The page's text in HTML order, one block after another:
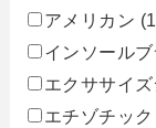
アメリカン
インソールブ
エクササイ
エチゾチック